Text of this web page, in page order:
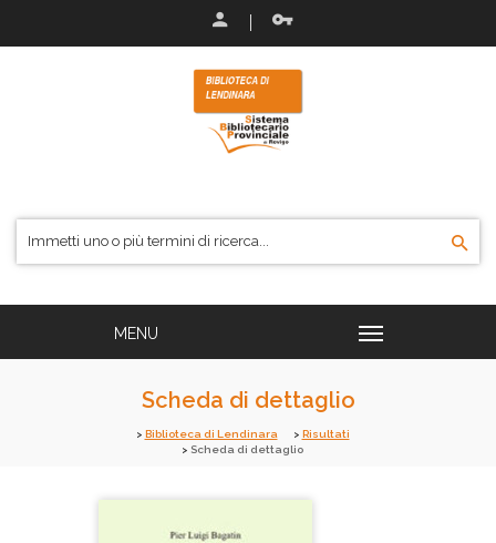
Scheda di dettaglio
Biblioteca di Lendinara
Risultati
Scheda di dettaglio